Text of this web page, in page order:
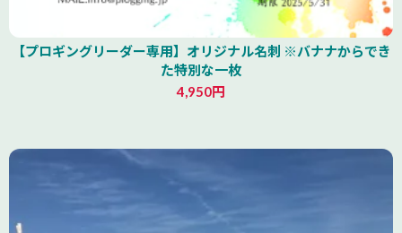
【プロギングリーダー専用】オリジナル名刺 ※バナナからでき
た特別な一枚
4,950円